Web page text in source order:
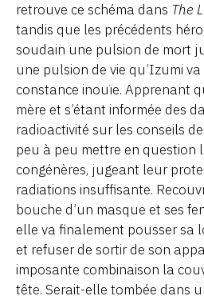
retrouve ce schéma dans The
tandis que les précédents
soudain une pulsion de mort
une pulsion de vie qu’Izumi
constance inouïe. Apprenant
mère et s’étant informée des
radioactivité sur les conseils
peu à peu mettre en question
congénères, jugeant leur
radiations insuffisante.
bouche d’un masque et ses
elle va finalement pousser sa
et refuser de sortir de son
imposante combinaison la
tête. Serait-elle tombée dans